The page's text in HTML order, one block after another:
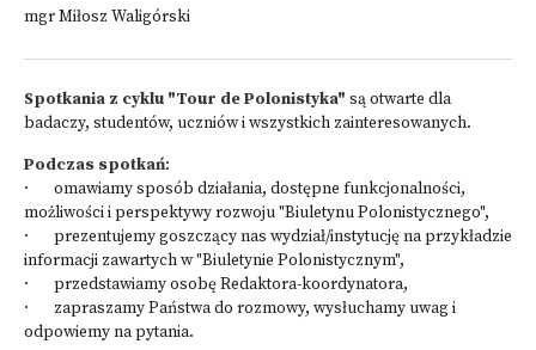
mgr Miłosz Waligórski
Spotkania z cyklu "Tour de Polonistyka" są otwarte dla
badaczy, studentów, uczniów i wszystkich zainteresowanych.
Podczas spotkań:
· omawiamy sposób działania, dostępne funkcjonalności,
możliwości i perspektywy rozwoju "Biuletynu Polonistycznego",
· prezentujemy goszczący nas wydział/instytucję na przykładzie
informacji zawartych w "Biuletynie Polonistycznym",
· przedstawiamy osobę Redaktora-koordynatora,
· zapraszamy Państwa do rozmowy, wysłuchamy uwag i
odpowiemy na pytania.